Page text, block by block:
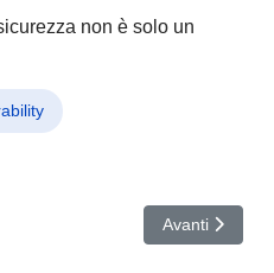
non è solo un
Articolo
Avanti